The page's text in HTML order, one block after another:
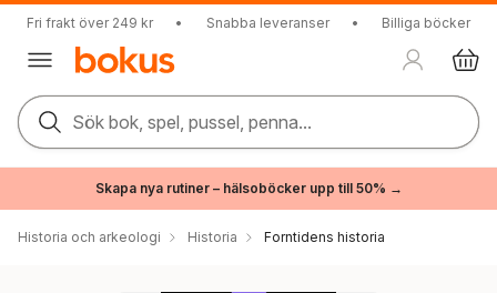
Fri frakt över 249 kr • Snabba leveranser • Billiga böcker
Sök bok, spel, pussel, penna...
Skapa nya rutiner – hälsoböcker upp till 50% →
Historia och arkeologi Historia Forntidens historia